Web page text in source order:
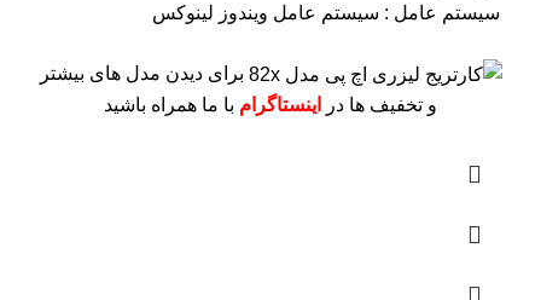
سیستم عامل : سیستم عامل ویندوز لینوکس
برای دیدن مدل های بیشتر
و تخفیف ها در
اینستاگرام با ما همراه باشید